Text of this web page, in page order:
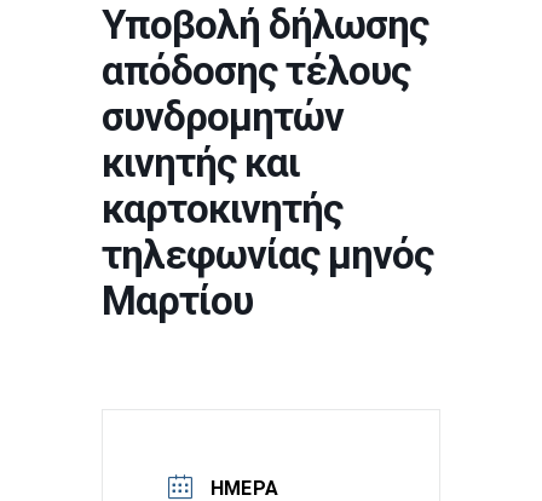
Υποβολή δήλωσης
απόδοσης τέλους
συνδρομητών
κινητής και
καρτοκινητής
τηλεφωνίας μηνός
Μαρτίου
ΗΜΈΡΑ